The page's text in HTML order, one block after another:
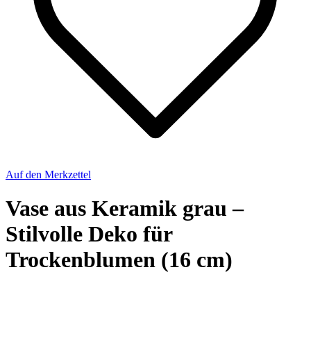
Auf den Merkzettel
Vase aus Keramik grau –
Stilvolle Deko für
Trockenblumen (16 cm)